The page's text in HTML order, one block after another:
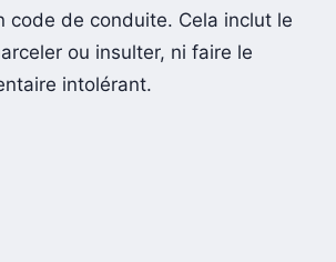
code de conduite. Cela inclut le
ou insulter, ni faire le
intolérant.